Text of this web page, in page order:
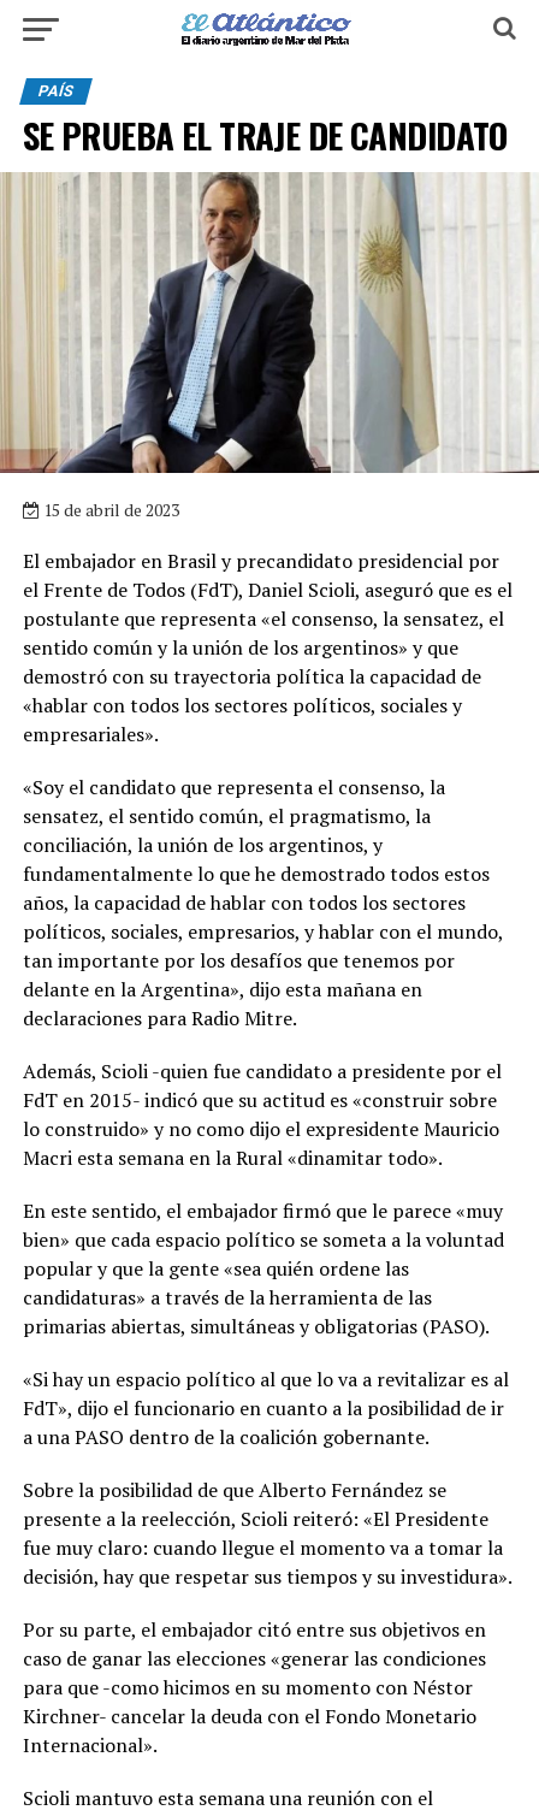
PAÍS
SE PRUEBA EL TRAJE DE CANDIDATO
15 de abril de 2023
El embajador en Brasil y precandidato presidencial por
el Frente de Todos (FdT), Daniel Scioli, aseguró que es el
postulante que representa «el consenso, la sensatez, el
sentido común y la unión de los argentinos» y que
demostró con su trayectoria política la capacidad de
«hablar con todos los sectores políticos, sociales y
empresariales».
«Soy el candidato que representa el consenso, la
sensatez, el sentido común, el pragmatismo, la
conciliación, la unión de los argentinos, y
fundamentalmente lo que he demostrado todos estos
años, la capacidad de hablar con todos los sectores
políticos, sociales, empresarios, y hablar con el mundo,
tan importante por los desafíos que tenemos por
delante en la Argentina», dijo esta mañana en
declaraciones para Radio Mitre.
Además, Scioli -quien fue candidato a presidente por el
FdT en 2015- indicó que su actitud es «construir sobre
lo construido» y no como dijo el expresidente Mauricio
Macri esta semana en la Rural «dinamitar todo».
En este sentido, el embajador firmó que le parece «muy
bien» que cada espacio político se someta a la voluntad
popular y que la gente «sea quién ordene las
candidaturas» a través de la herramienta de las
primarias abiertas, simultáneas y obligatorias (PASO).
«Si hay un espacio político al que lo va a revitalizar es al
FdT», dijo el funcionario en cuanto a la posibilidad de ir
a una PASO dentro de la coalición gobernante.
Sobre la posibilidad de que Alberto Fernández se
presente a la reelección, Scioli reiteró: «El Presidente
fue muy claro: cuando llegue el momento va a tomar la
decisión, hay que respetar sus tiempos y su investidura».
Por su parte, el embajador citó entre sus objetivos en
caso de ganar las elecciones «generar las condiciones
para que -como hicimos en su momento con Néstor
Kirchner- cancelar la deuda con el Fondo Monetario
Internacional».
Scioli mantuvo esta semana una reunión con el